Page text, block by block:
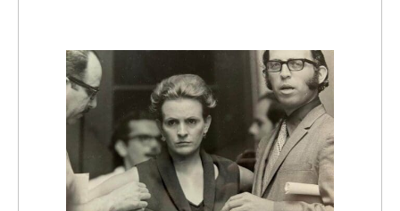
El Club Todas invita a un encuentro en Río Piedras
en el que, junto al equipo del pódcast La Brega,
nos adentraremos en la vida de una mujer
puertorriqueña olvidada por la historia
Redacción Todas 17/04/2026